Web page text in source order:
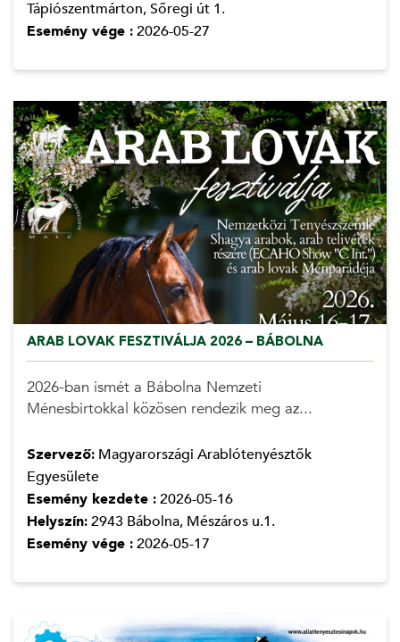
Tápiószentmárton, Sőregi út 1.
Esemény vége :2026-05-27
ARAB LOVAK FESZTIVÁLJA 2026 – BÁBOLNA
2026-ban ismét a Bábolna Nemzeti
Ménesbirtokkal közösen rendezik meg az...
Szervező:Magyarországi Arablótenyésztők
Egyesülete
Esemény kezdete :2026-05-16
Helyszín:2943 Bábolna, Mészáros u.1.
Esemény vége :2026-05-17